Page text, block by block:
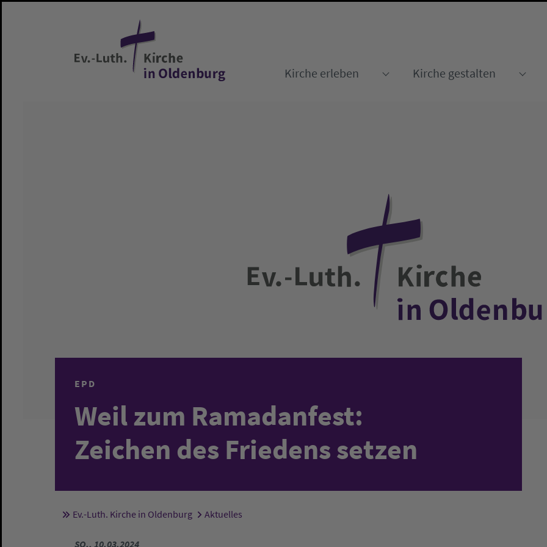
Kirche erleben
Kirche gestalten
EPD
Weil zum Ramadanfest:
Zeichen des Friedens setzen
Sie sind hier:
Ev.-Luth. Kirche in Oldenburg Aktuelles
SO., 10.03.2024